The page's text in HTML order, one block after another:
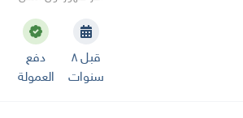
قبل ٨
سنوات
دفع
العمولة